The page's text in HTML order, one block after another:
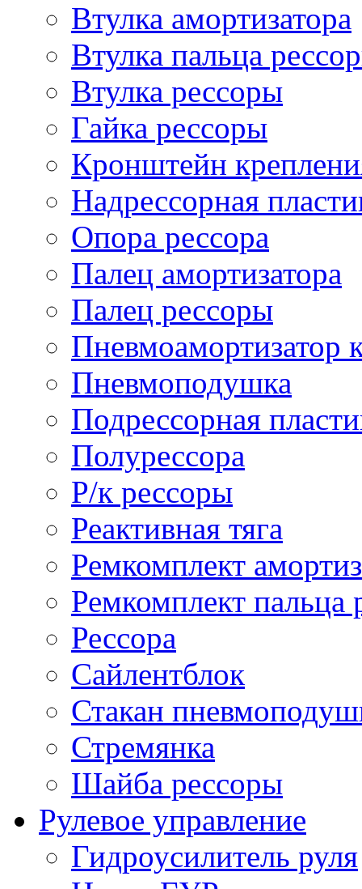
Втулка амортизатора
Втулка пальца
Втулка рессоры
Гайка рессоры
Кронштейн
Надрессорная
Опора рессора
Палец амортизатора
Палец рессоры
Пневмоамортизатор
Пневмоподушка
Подрессорная
Полурессора
Р/к рессоры
Реактивная тяга
Ремкомплект
Ремкомплект пальца
Рессора
Сайлентблок
Стакан
Стремянка
Шайба рессоры
Рулевое управление
Гидроусилитель руля